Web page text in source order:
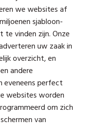
we websites af
sjabloon-
vinden zijn. Onze
uw zaak in
overzicht, en
andere
eveneens perfect
websites worden
om zich
van